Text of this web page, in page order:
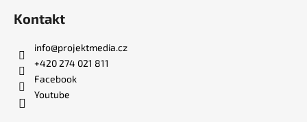
Kontakt
info@projektmedia.cz
+420 274 021 811
Facebook
Youtube